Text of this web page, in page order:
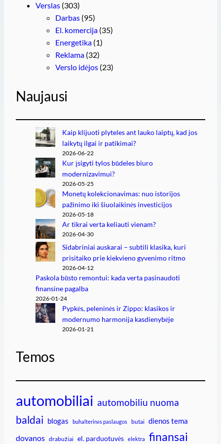
Verslas (303)
Darbas (95)
El. komercija (35)
Energetika (1)
Reklama (32)
Verslo idėjos (23)
Naujausi
Kaip klijuoti plyteles ant lauko laiptų, kad jos
laikytų ilgai ir patikimai?
2026-06-22
Kur įsigyti tylos būdeles biuro
modernizavimui?
2026-05-25
Monetų kolekcionavimas: nuo istorijos
pažinimo iki šiuolaikinės investicijos
2026-05-18
Ar tikrai verta keliauti vienam?
2026-04-30
Sidabriniai auskarai – subtili klasika, kuri
prisitaiko prie kiekvieno gyvenimo ritmo
2026-04-12
Paskola būsto remontui: kada verta pasinaudoti
finansine pagalba
2026-01-24
Pypkės, peleninės ir Zippo: klasikos ir
modernumo harmonija kasdienybėje
2026-01-21
Temos
automobiliai automobiliu nuoma
baldai blogas buhalterinės paslaugos butai dienos tema
dovanos drabužiai el. parduotuvės elektra finansai